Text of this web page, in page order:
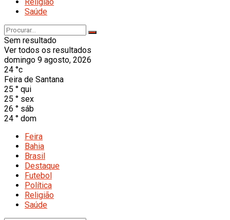
Religião
Saúde
Sem resultado
Ver todos os resultados
domingo 9 agosto, 2026
24 °c
Feira de Santana
25 ° qui
25 ° sex
26 ° sáb
24 ° dom
Feira
Bahia
Brasil
Destaque
Futebol
Política
Religião
Saúde